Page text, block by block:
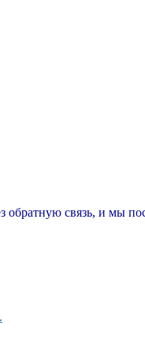
обратную связь, и мы